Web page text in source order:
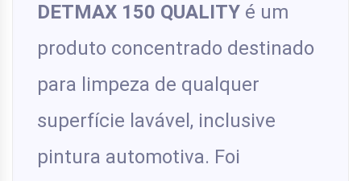
DETMAX 150 QUALITY é um
produto concentrado destinado
para limpeza de qualquer
superfície lavável, inclusive
pintura automotiva. Foi